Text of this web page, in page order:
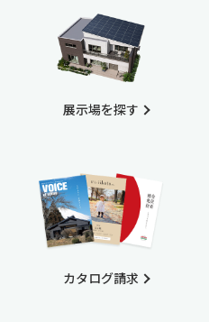
展示場を探す
カタログ請求